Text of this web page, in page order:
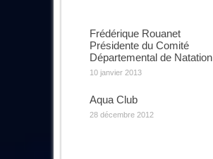
Frédérique Rouanet
Présidente du Comité
Départemental de Natation
10 janvier 2013
Aqua Club
28 décembre 2012